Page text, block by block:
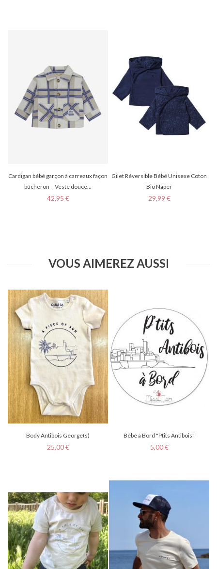
Cardigan bébé garçon à carreaux façon
bûcheron – Veste douce...
Prix
42,95 €
Gilet Réversible Bébé Unisexe Coton
Bio Naper
Prix
29,99 €
VOUS AIMEREZ AUSSI
Body Antibois George(s)
Prix
25,00 €
Bébé à Bord "Ptits Antibois"
Prix
5,00 €